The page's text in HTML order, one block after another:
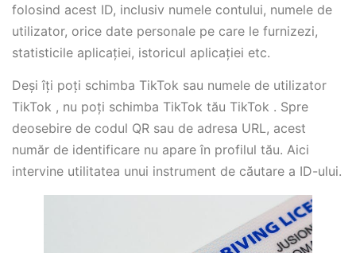
folosind acest ID, inclusiv numele contului, numele de
utilizator, orice date personale pe care le furnizezi,
statisticile aplicației, istoricul aplicației etc.
Deși îți poți schimba TikTok sau numele de utilizator
TikTok , nu poți schimba TikTok tău TikTok . Spre
deosebire de codul QR sau de adresa URL, acest
număr de identificare nu apare în profilul tău. Aici
intervine utilitatea unui instrument de căutare a ID-ului.